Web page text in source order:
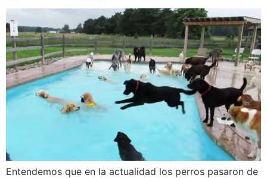
Entendemos que en la actualidad los perros pasaron de